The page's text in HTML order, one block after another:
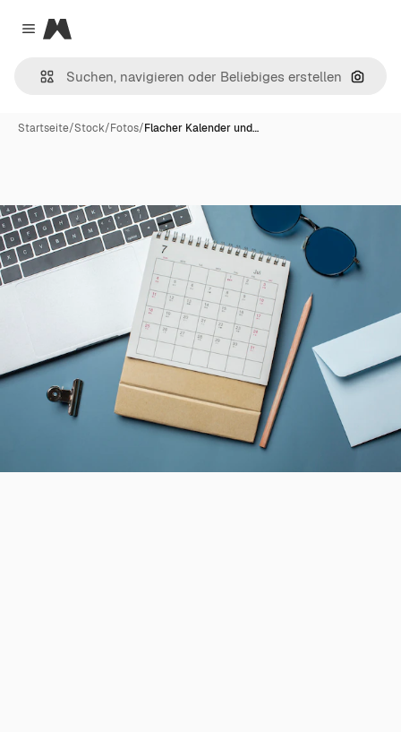
Close menu
Magnific
Nach
Startseite/Stock/Fotos/Flacher Kalender und…